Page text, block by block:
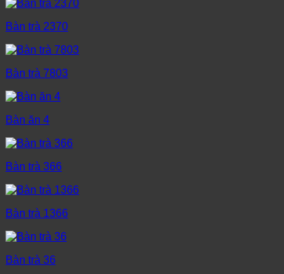
Bàn trà 2370
Bàn trà 7803
Bàn ăn 4
Bàn trà 366
Bàn trà 1366
Bàn trà 36